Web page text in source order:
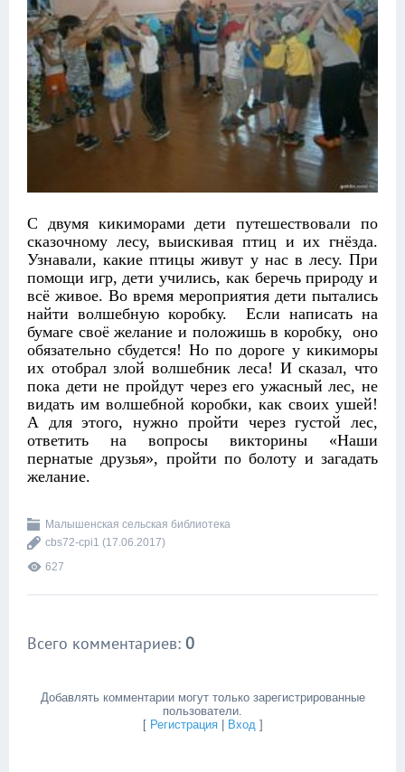
С двумя кикиморами дети путешествовали по
сказочному лесу, выискивая птиц и их гнёзда.
Узнавали, какие птицы живут у нас в лесу. При
помощи игр, дети учились, как беречь природу и
всё живое. Во время мероприятия дети пытались
найти волшебную коробку. Если написать на
бумаге своё желание и положишь в коробку, оно
обязательно сбудется! Но по дороге у кикиморы
их отобрал злой волшебник леса! И сказал, что
пока дети не пройдут через его ужасный лес, не
видать им волшебной коробки, как своих ушей!
А для этого, нужно пройти через густой лес,
ответить на вопросы викторины «Наши
пернатые друзья», пройти по болоту и загадать
желание.
Малышенская сельская библиотека
cbs72-cpi1 (17.06.2017)
627
Всего комментариев: 0
Добавлять комментарии могут только зарегистрированные
пользователи.
[ Регистрация| Вход]